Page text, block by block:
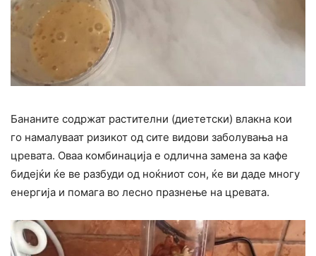
Бананите содржат растителни (диететски) влакна кои
го намалуваат ризикот од сите видови заболувања на
цревата. Оваа комбинација е одлична замена за кафе
бидејќи ќе ве разбуди од ноќниот сон, ќе ви даде многу
енергија и помага во лесно празнење на цревата.